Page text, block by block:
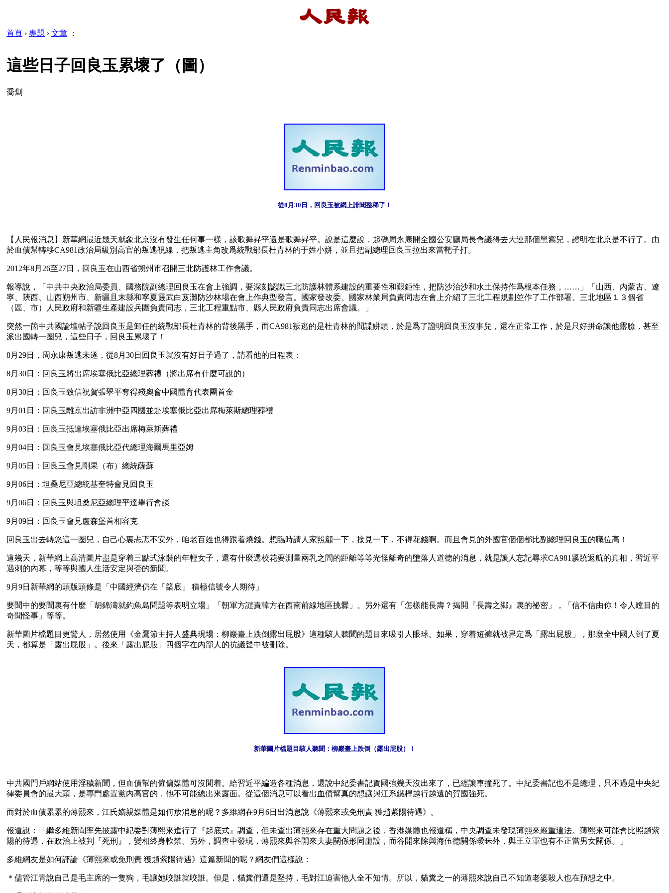
首頁 › 專題 › 文章 ：
這些日子回良玉累壞了（圖）
喬劁
從8月30日，回良玉被網上誹聞整稀了！
【人民報消息】新華網最近幾天就象北京沒有發生任何事一樣，該歌舞昇平還是歌舞昇平。說是這麼說，起碼周永康開全國公安廳局長會議得去大連那個黑窩兒，證明在北京是不行了。由
於血債幫轉移CA981政治局級別高官的叛逃視線，把叛逃主角改爲統戰部長杜青林的于姓小姘，並且把副總理回良玉拉出來當靶子打。
2012年8月26至27日，回良玉在山西省朔州市召開三北防護林工作會議。
報導說，「中共中央政治局委員、國務院副總理回良玉在會上強調，要深刻認識三北防護林體系建設的重要性和艱鉅性，把防沙治沙和水土保持作爲根本任務，……」「山西、內蒙古、遼
寧、陝西、山西朔州市、新疆且末縣和寧夏靈武白芨灘防沙林場在會上作典型發言。國家發改委、國家林業局負責同志在會上介紹了三北工程規劃並作了工作部署。三北地區１３個省
（區、市）人民政府和新疆生產建設兵團負責同志，三北工程重點市、縣人民政府負責同志出席會議。」
突然一箇中共國論壇帖子說回良玉是卸任的統戰部長杜青林的背後黑手，而CA981叛逃的是杜青林的間諜姘頭，於是爲了證明回良玉沒事兒，還在正常工作，於是只好拼命讓他露臉，甚至
派出國轉一圈兒，這些日子，回良玉累壞了！
8月29日，周永康叛逃未遂，從8月30日回良玉就沒有好日子過了，請看他的日程表：
8月30日：回良玉將出席埃塞俄比亞總理葬禮（將出席有什麼可說的）
8月30日：回良玉致信祝賀張翠平奪得殘奧會中國體育代表團首金
9月01日：回良玉離京出訪非洲中亞四國並赴埃塞俄比亞出席梅萊斯總理葬禮
9月03日：回良玉抵達埃塞俄比亞出席梅萊斯葬禮
9月04日：回良玉會見埃塞俄比亞代總理海爾馬里亞姆
9月05日：回良玉會見剛果（布）總統薩蘇
9月06日：坦桑尼亞總統基奎特會見回良玉
9月06日：回良玉與坦桑尼亞總理平達舉行會談
9月09日：回良玉會見盧森堡首相容克
回良玉出去轉悠這一圈兒，自己心裏忐忑不安外，咱老百姓也得跟着燒錢。想臨時請人家照顧一下，接見一下，不得花錢啊。而且會見的外國官個個都比副總理回良玉的職位高！
這幾天，新華網上高清圖片盡是穿着三點式泳裝的年輕女子，還有什麼選校花要測量兩乳之間的距離等等光怪離奇的墮落人道德的消息，就是讓人忘記尋求CA981蹊蹺返航的真相，習近平
遇刺的內幕，等等與國人生活安定與否的新聞。
9月9日新華網的頭版頭條是「中國經濟仍在「築底」 積極信號令人期待」
要聞中的要聞裏有什麼「胡錦濤就釣魚島問題等表明立場」「朝軍方譴責韓方在西南前線地區挑釁」。另外還有「怎樣能長壽？揭開『長壽之鄉』裏的祕密」，「信不信由你！令人瞠目的
奇聞怪事」等等。
新華圖片檔題目更驚人，居然使用《金鷹節主持人盛典現場：柳巖臺上跌倒露出屁股》這種駭人聽聞的題目來吸引人眼球。如果，穿着短褲就被界定爲「露出屁股」，那麼全中國人到了夏
天，都算是「露出屁股」。後來「露出屁股」四個字在內部人的抗議聲中被刪除。
新華圖片檔題目駭人聽聞：柳巖臺上跌倒（露出屁股）！
中共國門戶網站使用淫穢新聞，但血債幫的僱傭媒體可沒閒着。給習近平編造各種消息，還說中紀委書記賀國強幾天沒出來了，已經讓車撞死了。中紀委書記也不是總理，只不過是中央紀
律委員會的最大頭，是專門處置黨內高官的，他不可能總出來露面。從這個消息可以看出血債幫真的想讓與江系鐵桿越行越遠的賀國強死。
而對於血債累累的薄熙來，江氏嫡親媒體是如何放消息的呢？多維網在9月6日出消息說《薄熙來或免刑責 獲趙紫陽待遇》。
報道說：「繼多維新聞率先披露中紀委對薄熙來進行了『起底式』調查，但未查出薄熙來存在重大問題之後，香港媒體也報道稱，中央調查未發現薄熙來嚴重違法。薄熙來可能會比照趙紫
陽的待遇，在政治上被判『死刑』，變相終身軟禁。另外，調查中發現，薄熙來與谷開來夫妻關係形同虛設，而谷開來除與海伍德關係曖昧外，與王立軍也有不正當男女關係。」
多維網友是如何評論《薄熙來或免刑責 獲趙紫陽待遇》這篇新聞的呢？網友們這樣說：
＊儘管江青說自己是毛主席的一隻狗，毛讓她咬誰就咬誰。但是，貓糞們還是堅持，毛對江迫害他人全不知情。所以，貓糞之一的薄熙來說自己不知道老婆殺人也在預想之中。